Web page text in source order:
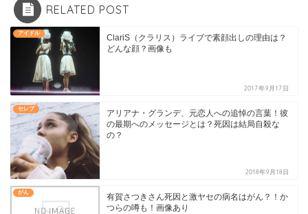
RELATED POST
アイドル
ClariS（クラリス）ライブで素顔出しの理由は？
どんな顔？画像も
2017年9月17日
セレブ
アリアナ・グランデ、元恋人への追悼の言葉！彼
の最期へのメッセージとは？死因は結局自殺な
の？
2018年9月18日
がん
有賀さつきさん死因と激ヤセの病名はがん？！か
つらの噂も！画像あり